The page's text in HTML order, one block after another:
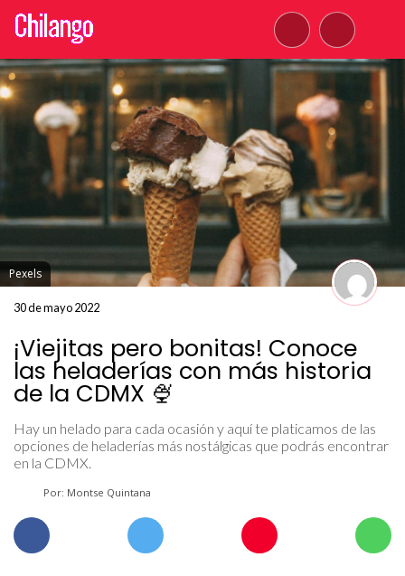
Pexels
30 de mayo 2022
¡Viejitas pero bonitas! Conoce
las heladerías con más historia
de la CDMX 🍨
Hay un helado para cada ocasión y aquí te platicamos de las
opciones de heladerías más nostálgicas que podrás encontrar
en la CDMX.
Por: Montse Quintana